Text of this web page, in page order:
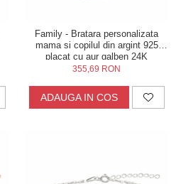
Family - Bratara personalizata
mama si copilul din argint 925
placat cu aur galben 24K
355,69 RON
ADAUGA IN COS